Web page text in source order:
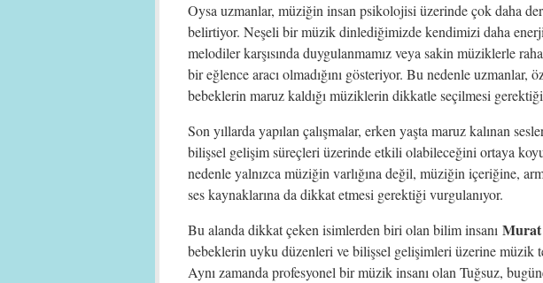
Oysa uzmanlar, müziğin insan psikolojisi üzerinde çok daha
belirtiyor. Neşeli bir müzik dinlediğimizde kendimizi daha
melodiler karşısında duygulanmamız veya sakin müziklerle
bir eğlence aracı olmadığını gösteriyor. Bu nedenle uzmanlar,
bebeklerin maruz kaldığı müziklerin dikkatle seçilmesi
Son yıllarda yapılan çalışmalar, erken yaşta maruz kalınan
bilişsel gelişim süreçleri üzerinde etkili olabileceğini ortaya
nedenle yalnızca müziğin varlığına değil, müziğin içeriğine,
ses kaynaklarına da dikkat etmesi gerektiği vurgulanıyor.
Bu alanda dikkat çeken isimlerden biri olan bilim insanı Murat
bebeklerin uyku düzenleri ve bilişsel gelişimleri üzerine müzik
Aynı zamanda profesyonel bir müzik insanı olan Tuğsuz,